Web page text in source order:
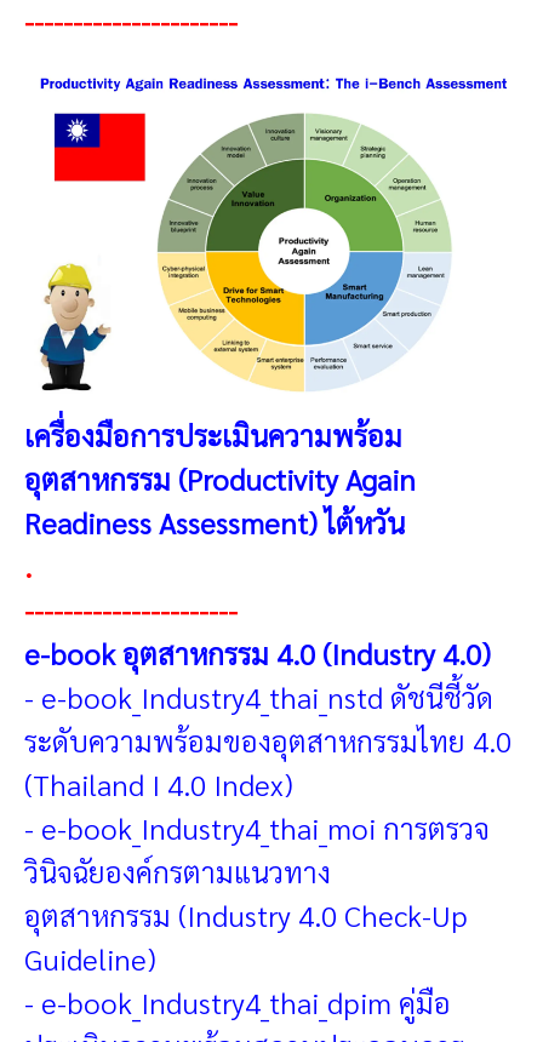
----------------------
เครื่องมือการประเมินความพร้อม
อุตสาหกรรม (Productivity Again
Readiness Assessment) ไต้หวัน
.
----------------------
e-book อุตสาหกรรม 4.0 (Industry 4.0)
- e-book_Industry4_thai_nstd ดัชนีชี้วัด
ระดับความพร้อมของอุตสาหกรรมไทย 4.0
(Thailand I 4.0 Index)
- e-book_Industry4_thai_moi การตรวจ
วินิจฉัยองค์กรตามแนวทาง
อุตสาหกรรม (Industry 4.0 Check-Up
Guideline)
- e-book_Industry4_thai_dpim คู่มือ